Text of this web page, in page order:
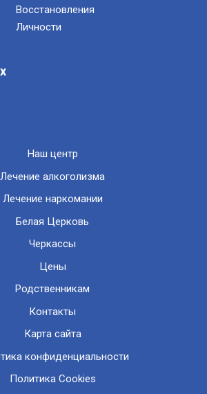
Восстановления
Личности
Наш центр
Лечение алкоголизма
Лечение наркомании
Белая Церковь
Черкассы
Цены
Родственникам
Контакты
Карта сайта
конфиденциальности
Политика Cookies